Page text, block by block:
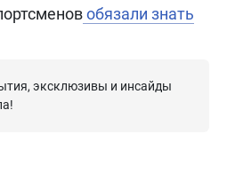
обязали знать
эксклюзивы и инсайды